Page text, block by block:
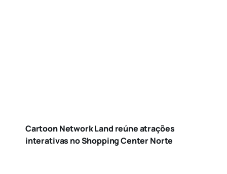
Cartoon Network Land reúne atrações
interativas no Shopping Center Norte